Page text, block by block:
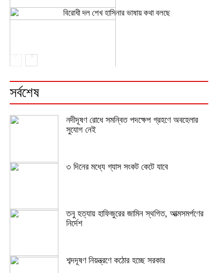
বিরোধী দল শেখ হাসিনার ভাষায় কথা বলছে
সর্বশেষ
নদীদূষণ রোধে সমন্বিত পদক্ষেপ গ্রহণে অবহেলার
সুযোগ নেই
৩ দিনের মধ্যে গ্যাস সংকট কেটে যাবে
তনু হত্যায় হাফিজুরের জামিন স্থগিত, আত্মসমর্পণের
নির্দেশ
শব্দদূষণ নিয়ন্ত্রণে কঠোর হচ্ছে সরকার